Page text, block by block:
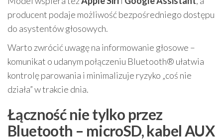
producent podaje możliwość bezpośredniego dostępu
do asystentów głosowych.
Warto zwrócić uwagę na informowanie głosowe –
komunikat o udanym połączeniu Bluetooth® ułatwia
kontrolę parowania i minimalizuje ryzyko „coś nie
działa” w trakcie dnia.
Łączność nie tylko przez
Bluetooth – microSD, kabel AUX